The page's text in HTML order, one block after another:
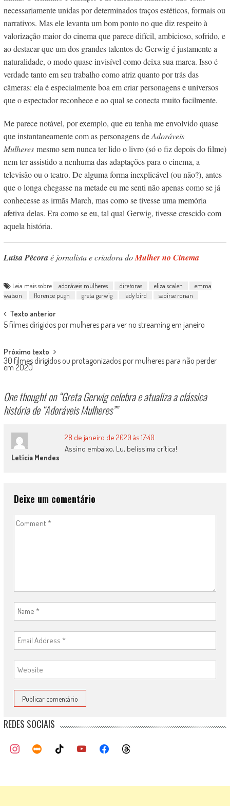
necessariamente unidas por determinados traços estéticos, formais ou
narrativos. Mas ele levanta um bom ponto no que diz respeito à
valorização maior do cinema que parece difícil, ambicioso, sofrido, e
ao destacar que um dos grandes talentos de Gerwig é justamente a
naturalidade, o modo quase invisível como deixa sua marca. Isso é
verdade tanto em seu trabalho como atriz quanto por trás das
câmeras: ela é especialmente boa em criar personagens e universos
que o espectador reconhece e ao qual se conecta muito facilmente.
Me parece notável, por exemplo, que eu tenha me envolvido quase
que instantaneamente com as personagens deAdoráveis
Mulheresmesmo sem nunca ter lido o livro (só o fiz depois do filme)
nem ter assistido a nenhuma das adaptações para o cinema, a
televisão ou o teatro. De alguma forma inexplicável (ou não?), antes
que o longa chegasse na metade eu me senti não apenas como se já
conhecesse as irmãs March, mas como se tivesse uma memória
afetiva delas. Era como se eu, tal qual Gerwig, tivesse crescido com
aquela história.
Luísa Pécoraé jornalista e criadora doMulher no Cinema
Leia mais sobre adoráveis mulheres diretoras eliza scalen
emma
watson
florence pugh greta gerwig lady bird saoirse ronan
Post
navigation
Texto anterior
5 filmes dirigidos por mulheres para ver no streaming em janeiro
Próximo texto
30 filmes dirigidos ou protagonizados por mulheres para não perder
em 2020
One thought on “Greta Gerwig celebra e atualiza a clássica
história de “Adoráveis Mulheres””
Letícia Mendes
28 de janeiro de 2020 às 17:40
Assino embaixo, Lu, belíssima crítica!
Deixe um comentário
REDES SOCIAIS